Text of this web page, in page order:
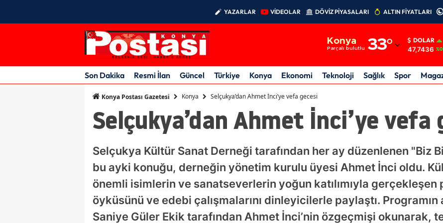
YAZARLAR VİDEOLAR DÖVİZ PİYASALARI ALTIN FİYATLARI
Konya
Parçalı bulutlu 33°
Adıyaman
Afyonkarahisar
Amasya
Ankara
Antalya
Artvin
Aydın
Balıkesir
DOLAR
47,7436
Son Dakika Resmi İlan Güncel Türkiye Konya Ekonomi Teknoloji Sağlık Spor
Konya Postası Gazetesi Konya Selçukya’dan Ahmet İnci’ye vefa gecesi
Selçukya’dan Ahmet İnci’ye vefa
Selçukya Kültür Sanat Derneği tarafından her ay düzenlenen "Biz
bu ayki konuğu, derneğin yönetim kurulu üyesi Ahmet İnci oldu.
önemli isimlerin ve sanatseverlerin yoğun katılımıyla
öyküsünü ve edebi çalışmalarını dinleyicilerle paylaştı. Programın
Saniye Güler Ekik tarafından Ahmet İnci’nin özgeçmişi okunarak,